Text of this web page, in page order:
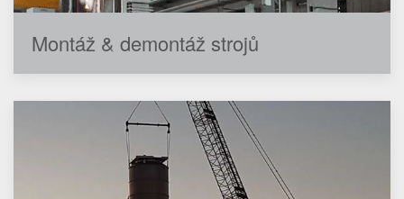
Montáž & demontáž strojů